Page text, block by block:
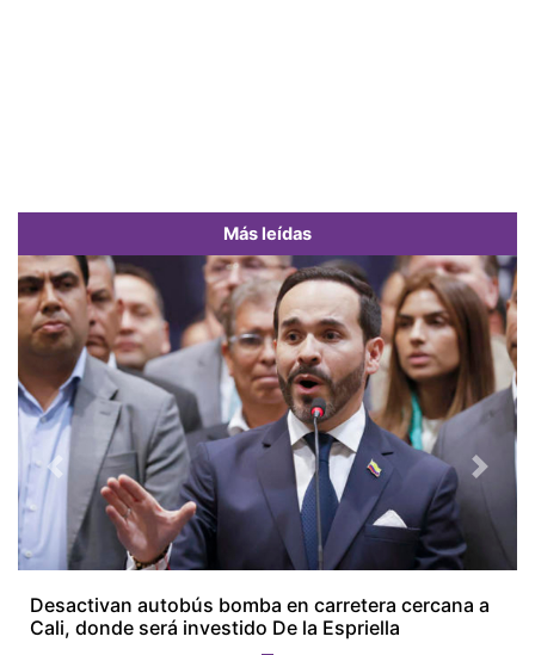
Más leídas
Desactivan autobús bomba en carretera cercana a
Cali, donde será investido De la Espriella
Previous Next